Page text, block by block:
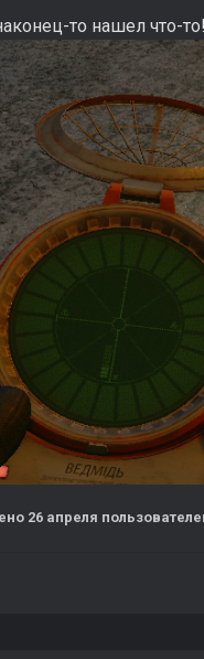
то нашел что-
26 апреля